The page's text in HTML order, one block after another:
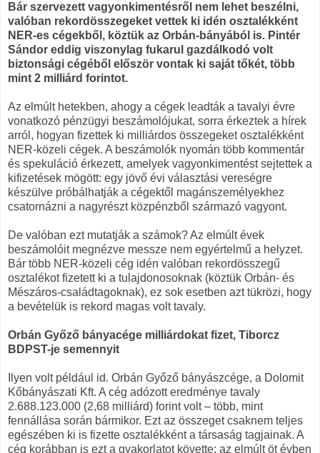
Bár szervezett vagyonkimentésről nem lehet beszélni,
valóban rekordösszegeket vettek ki idén osztalékként
NER-es cégekből, köztük az Orbán-bányából is. Pintér
Sándor eddig viszonylag fukarul gazdálkodó volt
biztonsági cégéből először vontak ki saját tőkét, több
mint 2 milliárd forintot.
Az elmúlt hetekben, ahogy a cégek leadták a tavalyi évre
vonatkozó pénzügyi beszámolójukat, sorra érkeztek a hírek
arról, hogyan fizettek ki milliárdos összegeket osztalékként
NER-közeli cégek. A beszámolók nyomán több kommentár
és spekuláció érkezett, amelyek vagyonkimentést sejtettek a
kifizetések mögött: egy jövő évi választási vereségre
készülve próbálhatják a cégektől magánszemélyekhez
csatornázni a nagyrészt közpénzből származó vagyont.
De valóban ezt mutatják a számok? Az elmúlt évek
beszámolóit megnézve messze nem egyértelmű a helyzet.
Bár több NER-közeli cég idén valóban rekordösszegű
osztalékot fizetett ki a tulajdonosoknak (köztük Orbán- és
Mészáros-családtagoknak), ez sok esetben azt tükrözi, hogy
a bevételük is rekord magas volt tavaly.
Orbán Győző bányacége milliárdokat fizet, Tiborcz
BDPST-je semennyit
Ilyen volt például id. Orbán Győző bányászcége, a Dolomit
Kőbányászati Kft. A cég adózott eredménye tavaly
2.688.123.000 (2,68 milliárd) forint volt – több, mint
fennállása során bármikor. Ezt az összeget csaknem teljes
egészében ki is fizette osztalékként a társaság tagjainak. A
cég korábban is ezt a gyakorlatot követte: az elmúlt öt évben